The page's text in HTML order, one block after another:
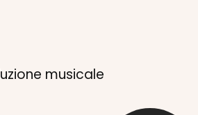
musicale